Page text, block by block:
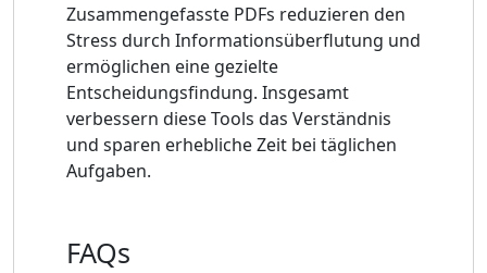
Zusammengefasste PDFs reduzieren den
Stress durch Informationsüberflutung und
ermöglichen eine gezielte
Entscheidungsfindung. Insgesamt
verbessern diese Tools das Verständnis
und sparen erhebliche Zeit bei täglichen
Aufgaben.
FAQs